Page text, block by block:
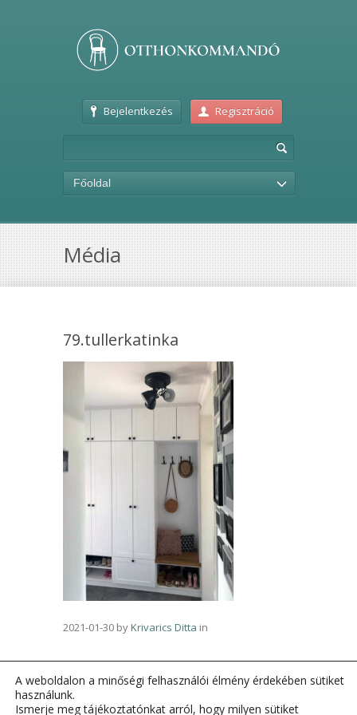
Bejelentkezés Regisztráció
Főoldal
Média
79.tullerkatinka
2021-01-30 byKrivarics Ditta in
A weboldalon a minőségi felhasználói élmény érdekében sütiket
használunk.
Ismerje meg tájékoztatónkat arról, hogy milyen sütiket